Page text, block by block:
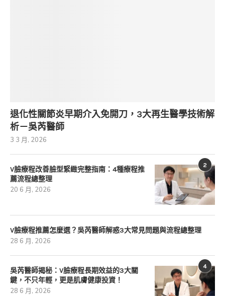
退化性關節炎早期介入免開刀，3大再生醫學技術解
析－吳芮醫師
3 3 月, 2026
2
V臉療程改善臉型緊緻完整指南：4種療程推
薦流程總整理
20 6 月, 2026
V臉療程推薦怎麼選？吳芮醫師解惑3大常見問題與流程總整理
28 6 月, 2026
4
吳芮醫師揭秘：V臉療程長期效益的3大關
鍵，不只年輕，更是肌膚健康投資！
28 6 月, 2026